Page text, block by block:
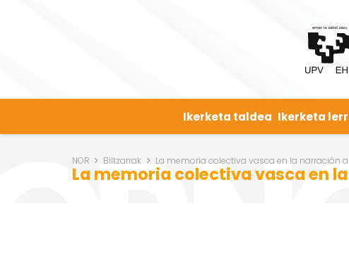
Ikerketa taldea Ikerketa
NOR Biltzarrak La memoria colectiva vasca en la narración
La memoria colectiva vasca en